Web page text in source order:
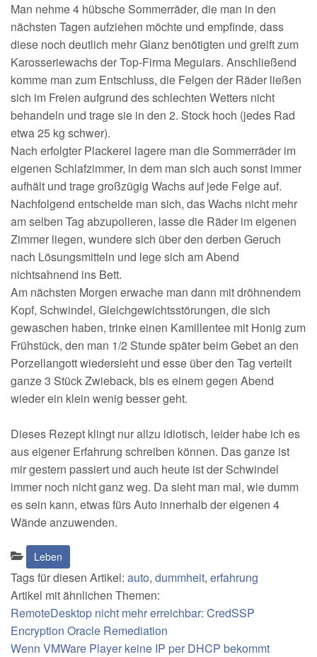
Man nehme 4 hübsche Sommerräder, die man in den
nächsten Tagen aufziehen möchte und empfinde, dass
diese noch deutlich mehr Glanz benötigten und greift zum
Karosseriewachs der Top-Firma Meguiars. Anschließend
komme man zum Entschluss, die Felgen der Räder ließen
sich im Freien aufgrund des schlechten Wetters nicht
behandeln und trage sie in den 2. Stock hoch (jedes Rad
etwa 25 kg schwer).
Nach erfolgter Plackerei lagere man die Sommerräder im
eigenen Schlafzimmer, in dem man sich auch sonst immer
aufhält und trage großzügig Wachs auf jede Felge auf.
Nachfolgend entscheide man sich, das Wachs nicht mehr
am selben Tag abzupolieren, lasse die Räder im eigenen
Zimmer liegen, wundere sich über den derben Geruch
nach Lösungsmitteln und lege sich am Abend
nichtsahnend ins Bett.
Am nächsten Morgen erwache man dann mit dröhnendem
Kopf, Schwindel, Gleichgewichtsstörungen, die sich
gewaschen haben, trinke einen Kamillentee mit Honig zum
Frühstück, den man 1/2 Stunde später beim Gebet an den
Porzellangott wiedersieht und esse über den Tag verteilt
ganze 3 Stück Zwieback, bis es einem gegen Abend
wieder ein klein wenig besser geht.
Dieses Rezept klingt nur allzu idiotisch, leider habe ich es
aus eigener Erfahrung schreiben können. Das ganze ist
mir gestern passiert und auch heute ist der Schwindel
immer noch nicht ganz weg. Da sieht man mal, wie dumm
es sein kann, etwas fürs Auto innerhalb der eigenen 4
Wände anzuwenden.
Kategorien:
Leben
Tags für diesen Artikel: auto, dummheit, erfahrung
Artikel mit ähnlichen Themen:
RemoteDesktop nicht mehr erreichbar: CredSSP
Encryption Oracle Remediation
Wenn VMWare Player keine IP per DHCP bekommt